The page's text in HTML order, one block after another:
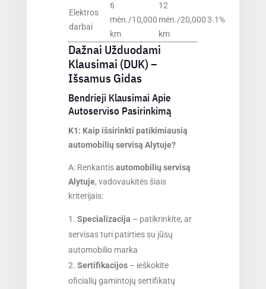
Elektros
darbai
6
mėn./10,000
km
12
mėn./20,000
km
3.1%
Dažnai Užduodami
Klausimai (DUK) –
Išsamus Gidas
Bendrieji Klausimai Apie
Autoserviso Pasirinkimą
K1: Kaip išsirinkti patikimiausią
automobilių servisą Alytuje?
A: Renkantisautomobilių servisą
Alytuje, vadovaukitės šiais
kriterijais:
Specializacija – patikrinkite, ar
servisas turi patirties su jūsų
automobilio marka
Sertifikacijos– ieškokite
oficialių gamintojų sertifikatų